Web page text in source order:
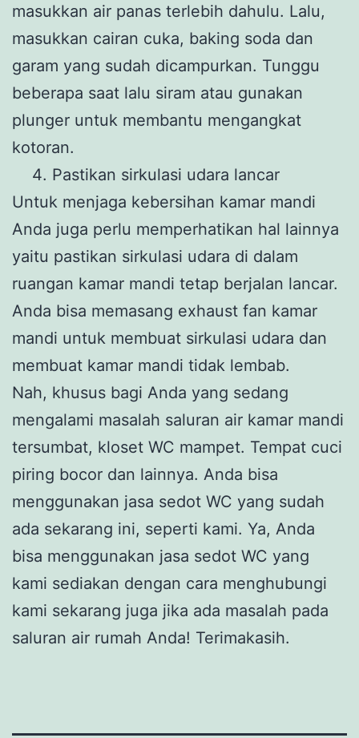
masukkan air panas terlebih dahulu. Lalu,
masukkan cairan cuka, baking soda dan
garam yang sudah dicampurkan. Tunggu
beberapa saat lalu siram atau gunakan
plunger untuk membantu mengangkat
kotoran.
Pastikan sirkulasi udara lancar
Untuk menjaga kebersihan kamar mandi
Anda juga perlu memperhatikan hal lainnya
yaitu pastikan sirkulasi udara di dalam
ruangan kamar mandi tetap berjalan lancar.
Anda bisa memasang exhaust fan kamar
mandi untuk membuat sirkulasi udara dan
membuat kamar mandi tidak lembab.
Nah, khusus bagi Anda yang sedang
mengalami masalah saluran air kamar mandi
tersumbat, kloset WC mampet. Tempat cuci
piring bocor dan lainnya. Anda bisa
menggunakan jasa sedot WC yang sudah
ada sekarang ini, seperti kami. Ya, Anda
bisa menggunakan jasa sedot WC yang
kami sediakan dengan cara menghubungi
kami sekarang juga jika ada masalah pada
saluran air rumah Anda! Terimakasih.